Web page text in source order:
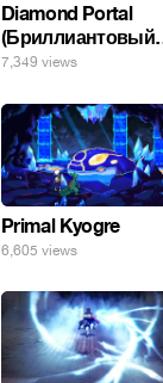
Diamond Portal
(Бриллиантовый
портал). Хэлпмить
7,349 views
Primal Kyogre
6,605 views